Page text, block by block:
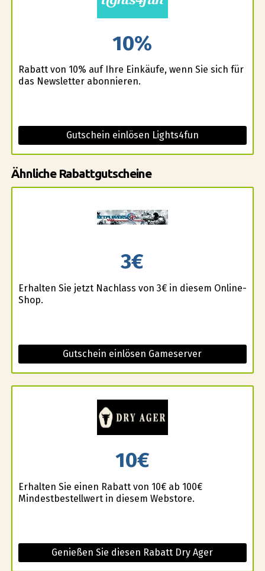
10%
Rabatt von 10% auf Ihre Einkäufe, wenn Sie sich für
das Newsletter abonnieren.
Gutschein einlösen Lights4fun
Ähnliche Rabattgutscheine
3€
Erhalten Sie jetzt Nachlass von 3€ in diesem Online-
Shop.
Gutschein einlösen Gameserver
10€
Erhalten Sie einen Rabatt von 10€ ab 100€
Mindestbestellwert in diesem Webstore.
Genießen Sie diesen Rabatt Dry Ager